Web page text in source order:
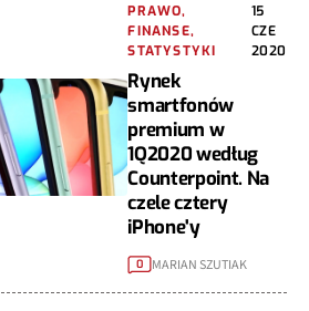
PRAWO,
FINANSE,
STATYSTYKI
15
CZE
2020
Rynek
smartfonów
premium w
1Q2020 według
Counterpoint. Na
czele cztery
iPhone'y
0 MARIAN SZUTIAK